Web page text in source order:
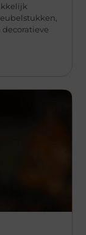
decoratieve